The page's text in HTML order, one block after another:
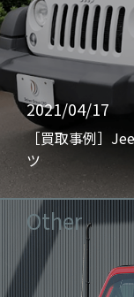
2021/04/17
［買取事例］
ツ
Other